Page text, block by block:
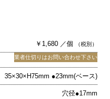
￥1,680 ／個 （税別）
業者仕切りはお問い合わせ下さい
35×30×H75mm ●23mm(ベース)
穴径●17mm